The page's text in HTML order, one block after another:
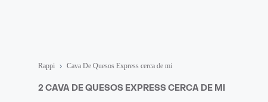
Rappi Cava De Quesos Express cerca de mi
2 CAVA DE QUESOS EXPRESS CERCA DE MI